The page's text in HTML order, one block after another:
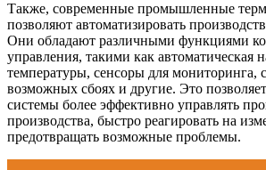
Также, современные промышленные
позволяют автоматизировать
Они обладают различными функциями
управления, такими как автоматическая
температуры, сенсоры для мониторинга,
возможных сбоях и другие. Это
системы более эффективно управлять
производства, быстро реагировать на
предотвращать возможные проблемы.